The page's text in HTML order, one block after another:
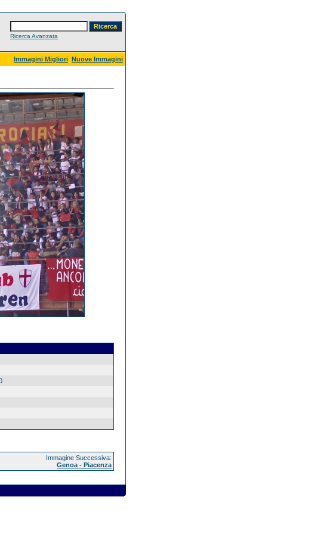
Ricerca Avanzata
Immagini Migliori Nuove Immagini
Immagine Successiva:
Genoa - Piacenza